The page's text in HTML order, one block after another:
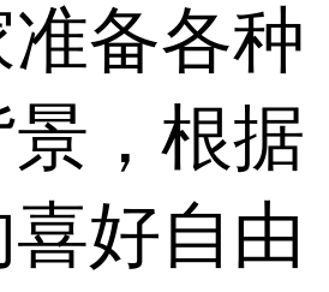
备各种
，根据
好自由